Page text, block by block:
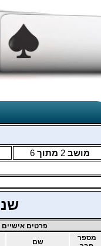
מושב2 מתוך6
פרטים אישיים
מספר
שם